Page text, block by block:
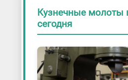
Кузнечные молоты
сегодня